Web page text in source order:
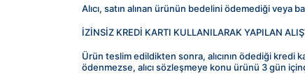
Alıcı, satın alınan ürünün bedelini ödemediği veya
İZİNSİZ KREDİ KARTI KULLANILARAK YAPILAN
Ürün teslim edildikten sonra, alıcının ödediği kredi
ödenmezse, alıcı sözleşmeye konu ürünü 3 gün